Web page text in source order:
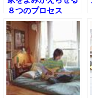
８つのプロセス